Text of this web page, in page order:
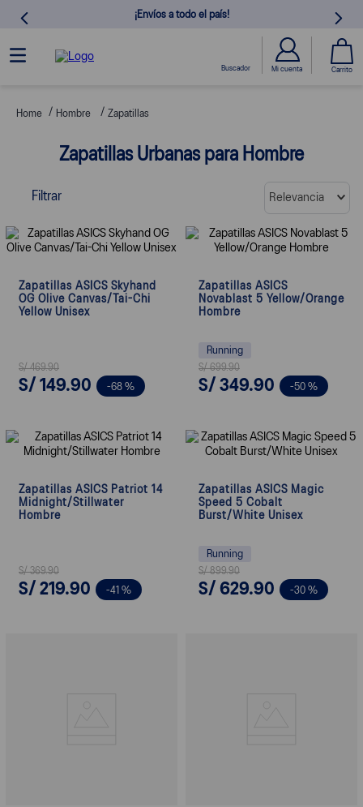
¡Envíos a todo el país!
Zapatillas para hombre ASICS Perú
Encuentra modelos deportivos, urbanos y de
Compra zapatillas originales con envío gratis en todo Perú
Hombre Zapatillas
Zapatillas Urbanas para Hombre
Filtrar Relevancia
Zapatillas ASICS Skyhand
OG Olive Canvas/Tai-Chi
Yellow Unisex
S/ 469.90
S/ 149.90 -68 %
Zapatillas ASICS
Novablast 5 Yellow/Orange
Hombre
Running
S/ 699.90
S/ 349.90 -50 %
Zapatillas ASICS Patriot 14
Midnight/Stillwater
Hombre
S/ 369.90
S/ 219.90 -41 %
Zapatillas ASICS Magic
Speed 5 Cobalt
Burst/White Unisex
Running
S/ 899.90
S/ 629.90 -30 %